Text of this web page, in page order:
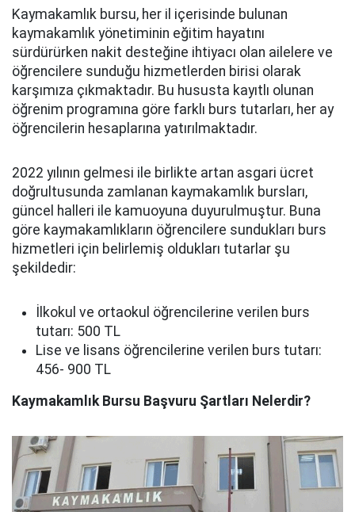
Kaymakamlık bursu, her il içerisinde bulunan
kaymakamlık yönetiminin eğitim hayatını
sürdürürken nakit desteğine ihtiyacı olan ailelere ve
öğrencilere sunduğu hizmetlerden birisi olarak
karşımıza çıkmaktadır. Bu hususta kayıtlı olunan
öğrenim programına göre farklı burs tutarları, her ay
öğrencilerin hesaplarına yatırılmaktadır.
2022 yılının gelmesi ile birlikte artan asgari ücret
doğrultusunda zamlanan kaymakamlık bursları,
güncel halleri ile kamuoyuna duyurulmuştur. Buna
göre kaymakamlıkların öğrencilere sundukları burs
hizmetleri için belirlemiş oldukları tutarlar şu
şekildedir:
İlkokul ve ortaokul öğrencilerine verilen burs
tutarı: 500 TL
Lise ve lisans öğrencilerine verilen burs tutarı:
456- 900 TL
Kaymakamlık Bursu Başvuru Şartları Nelerdir?